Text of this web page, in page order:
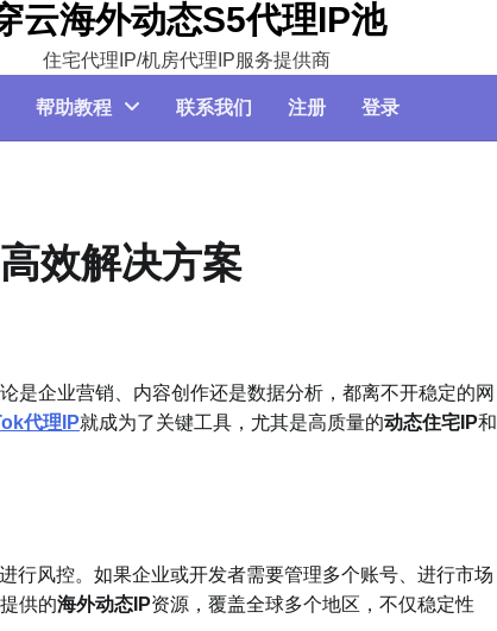
云海外动态S5代理IP池
住宅代理IP/机房代理IP服务提供商
帮助教程 联系我们 注册 登录
效解决方案
是企业营销、内容创作还是数据分析，都离不开稳定的网
代理IP就成为了关键工具，尤其是高质量的动态住宅IP和
行风控。如果企业或开发者需要管理多个账号、进行市场
提供的海外动态IP资源，覆盖全球多个地区，不仅稳定性